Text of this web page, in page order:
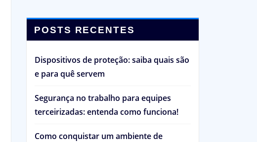
POSTS RECENTES
Dispositivos de proteção: saiba quais são
e para quê servem
Segurança no trabalho para equipes
terceirizadas: entenda como funciona!
Como conquistar um ambiente de